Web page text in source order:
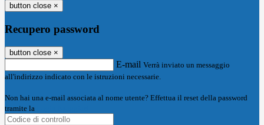
button close ×
Recupero password
button close ×
E-mail Verrà inviato un messaggio
all'indirizzo indicato con le istruzioni necessarie.
Non hai una e-mail associata al nome utente? Effettua il reset della password
tramite la